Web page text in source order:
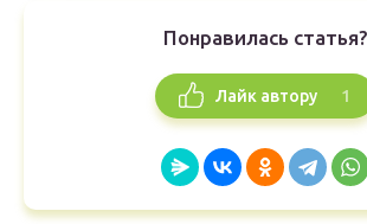
Понравилась статья?
Лайк автору 1